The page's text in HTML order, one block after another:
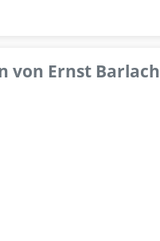
von Ernst Barlach